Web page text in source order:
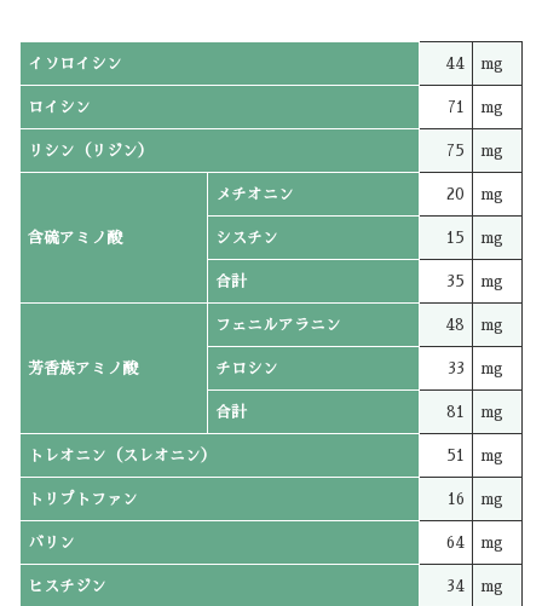
イソロイシン 44 mg
ロイシン 71 mg
リシン（リジン） 75 mg
含硫アミノ酸
メチオニン 20 mg
シスチン 15 mg
合計 35 mg
芳香族アミノ酸
フェニルアラニン 48 mg
チロシン 33 mg
合計 81 mg
トレオニン（スレオニン） 51 mg
トリプトファン 16 mg
バリン 64 mg
ヒスチジン 34 mg